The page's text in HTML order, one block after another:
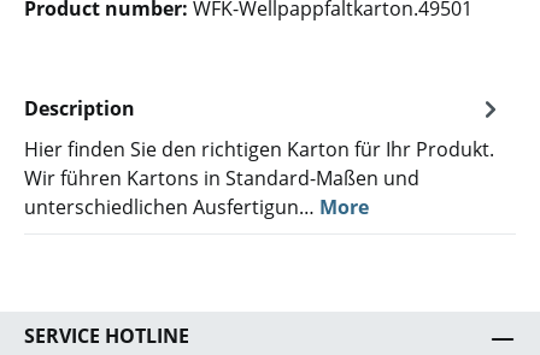
Product number: WFK-Wellpappfaltkarton.49501
Description
Hier finden Sie den richtigen Karton für Ihr Produkt.
Wir führen Kartons in Standard-Maßen und
unterschiedlichen Ausfertigun… More
SERVICE HOTLINE